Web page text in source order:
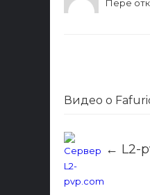
Пере
Видео о
← L2-